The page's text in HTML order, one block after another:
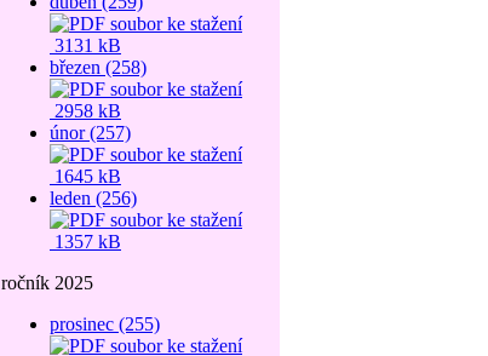
3131 kB
březen (258)
2958 kB
únor (257)
1645 kB
leden (256)
1357 kB
ročník 2025
prosinec (255)